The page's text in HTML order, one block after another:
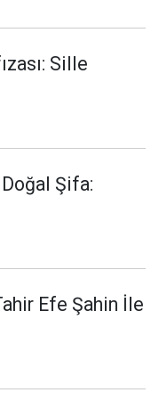
Sille
Şifa:
Efe Şahin İle